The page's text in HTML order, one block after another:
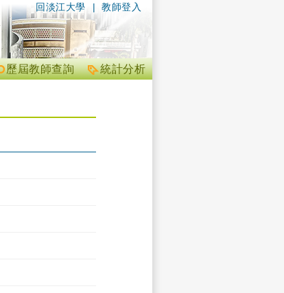
| 教師登入
回淡江大學
統計分析
歷屆教師查詢